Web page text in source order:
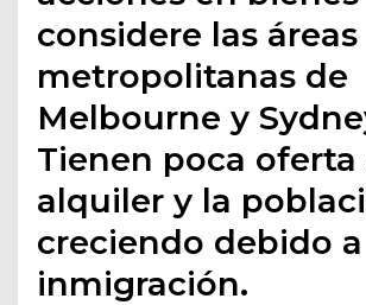
considere las áreas
metropolitanas de
Melbourne y
Tienen poca oferta
alquiler y la
creciendo debido
inmigración.